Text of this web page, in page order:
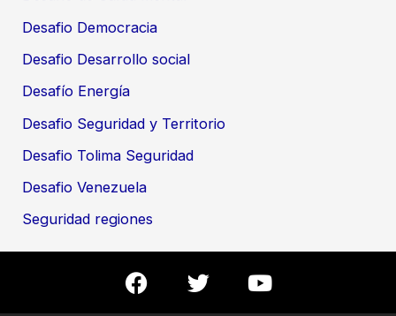
Desafio Democracia
Desafio Desarrollo social
Desafío Energía
Desafio Seguridad y Territorio
Desafio Tolima Seguridad
Desafio Venezuela
Seguridad regiones
F
a
T
w
Y
o